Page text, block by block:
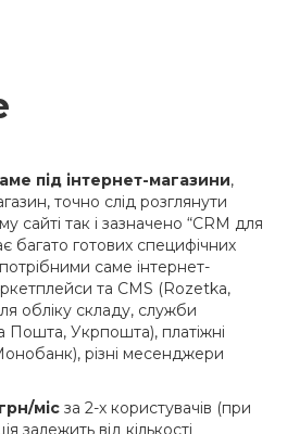
під інтернет-магазини,
точно слід розглянути
сайті так і зазначено “CRM для
багато готових специфічних
саме інтернет-
та CMS (Rozetka,
обліку складу, служби
Пошта, Укрпошта), платіжні
різні месенджери
міс за 2-х користувачів (при
залежить від кількості